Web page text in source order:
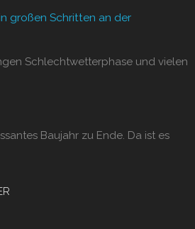
großen Schritten an der
Schlechtwetterphase und vielen
Baujahr zu Ende. Da ist es